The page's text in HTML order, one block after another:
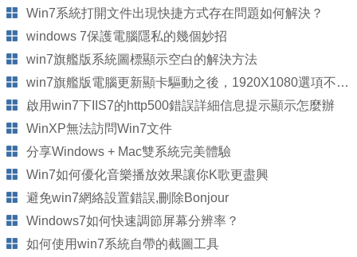
Win7系統打開文件出現快捷方式存在問題如何解決？
windows 7保護電腦隱私的幾個妙招
win7旗艦版系統圖標顯示空白的解決方法
win7旗艦版電腦更新顯卡驅動之後，1920X1080選項不見了怎麼辦？
啟用win7下IIS7的http500錯誤詳細信息提示顯示怎麼辦
WinXP無法訪問Win7文件
分享Windows + Mac雙系統完美體驗
Win7如何優化音樂播放效果讓你K歌更盡興
避免win7網絡設置錯誤,刪除Bonjour
Windows7如何快速調節屏幕分辨率？
如何使用win7系統自帶的截圖工具